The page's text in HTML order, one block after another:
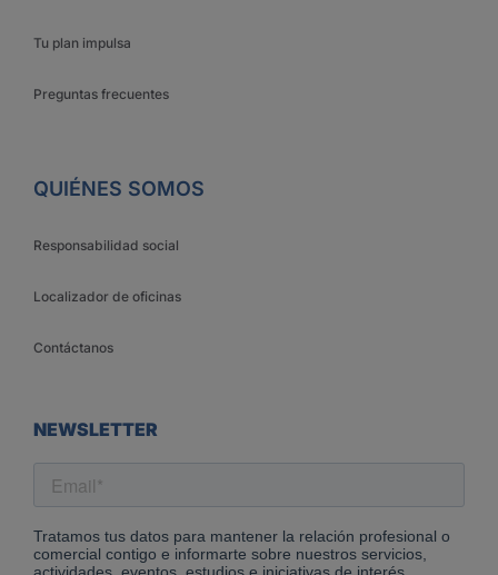
Tu plan impulsa
Preguntas frecuentes
QUIÉNES SOMOS
Responsabilidad social
Localizador de oficinas
Contáctanos
NEWSLETTER